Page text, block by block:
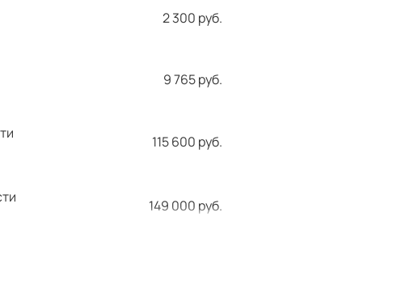
2 300 руб.
9 765 руб.
115 600 руб.
149 000 руб.